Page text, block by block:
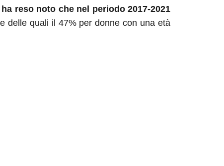
reso noto che nel periodo 2017-2021
delle quali il 47% per donne con una età